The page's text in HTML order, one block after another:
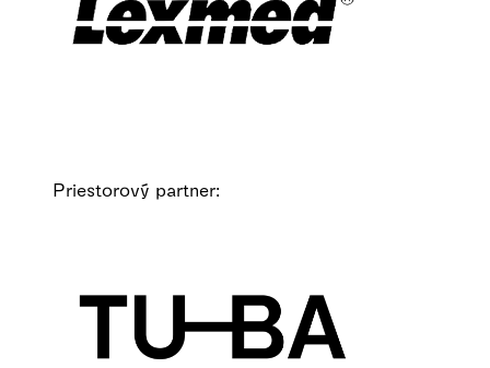
Priestorový partner: